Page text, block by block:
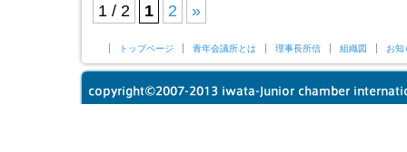
1 / 2 1 2 »
トップページ 青年会議所とは 理事長所信 組織図 お知